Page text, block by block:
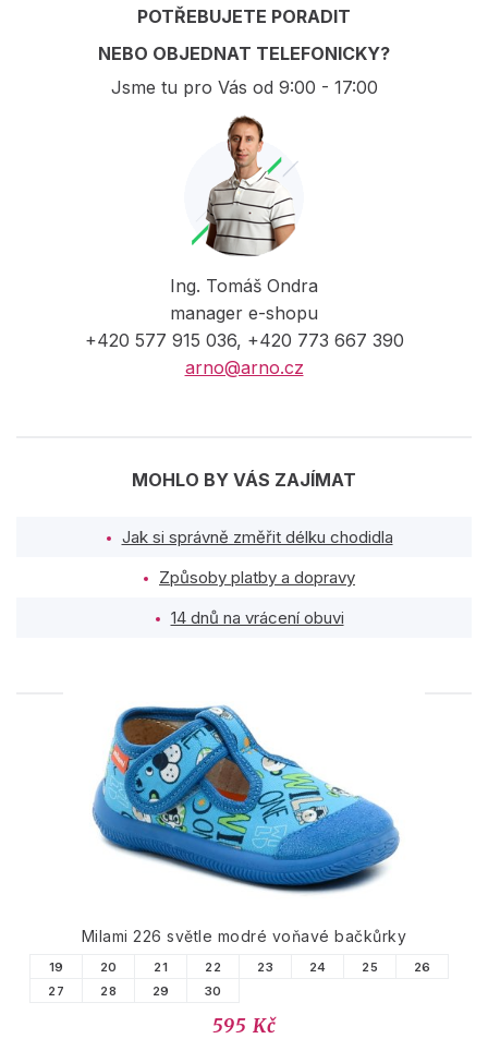
POTŘEBUJETE PORADIT
NEBO OBJEDNAT TELEFONICKY?
Jsme tu pro Vás od 9:00 - 17:00
Ing. Tomáš Ondra
manager e-shopu
+420 577 915 036, +420 773 667 390
arno@arno.cz
MOHLO BY VÁS ZAJÍMAT
Jak si správně změřit délku chodidla
Způsoby platby a dopravy
14 dnů na vrácení obuvi
PODOBNÉ PRODUKTY
Milami 226 světle modré voňavé bačkůrky
19 20 21 22 23 24 25
26
27
28 29 30
595 Kč